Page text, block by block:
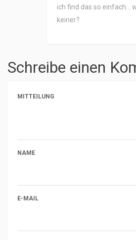
ich find das so einfach…
keiner?
Schreibe einen
MITTEILUNG
NAME
E-MAIL